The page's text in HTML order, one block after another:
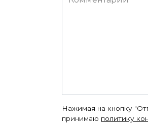
Нажимая на кнопку
принимаю политику